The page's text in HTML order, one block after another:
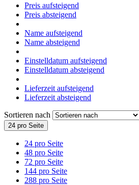
Preis aufsteigend
Preis absteigend
Name aufsteigend
Name absteigend
Einstelldatum aufsteigend
Einstelldatum absteigend
Lieferzeit aufsteigend
Lieferzeit absteigend
Sortieren nach
24 pro Seite
24 pro Seite
48 pro Seite
72 pro Seite
144 pro Seite
288 pro Seite